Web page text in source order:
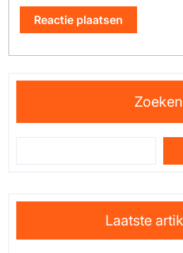
Zoeken
Laatste